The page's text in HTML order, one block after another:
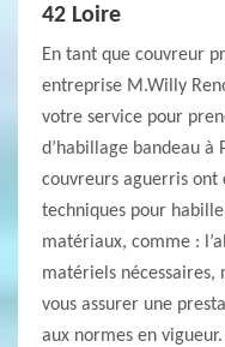
42 Loire
En tant que couvreur
entreprise M.Willy
votre service pour
d’habillage bandeau à
couvreurs aguerris ont
techniques pour
matériaux, comme :
matériels nécessaires,
vous assurer une
aux normes en